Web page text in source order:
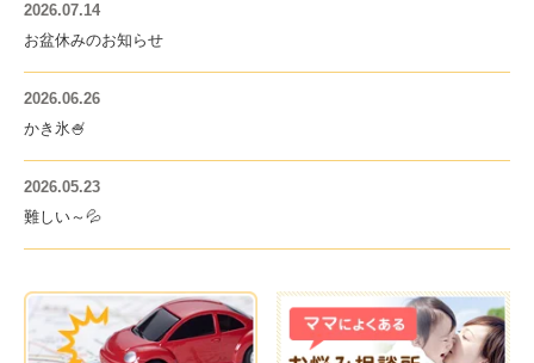
2026.07.14
お盆休みのお知らせ
2026.06.26
かき氷🍧
2026.05.23
難しい～💦